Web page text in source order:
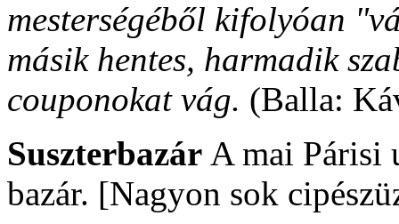
mesterségéből kifolyóan
másik hentes, harmadik
couponokat vág. (Balla:
Suszterbazár A mai Párisi
bazár. [Nagyon sok